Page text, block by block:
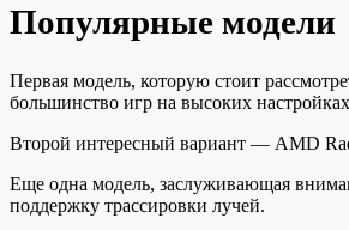
Популярные модели
Первая модель, которую стоит
большинство игр на высоких
Второй интересный вариант — AMD
Еще одна модель, заслуживающая
поддержку трассировки лучей.